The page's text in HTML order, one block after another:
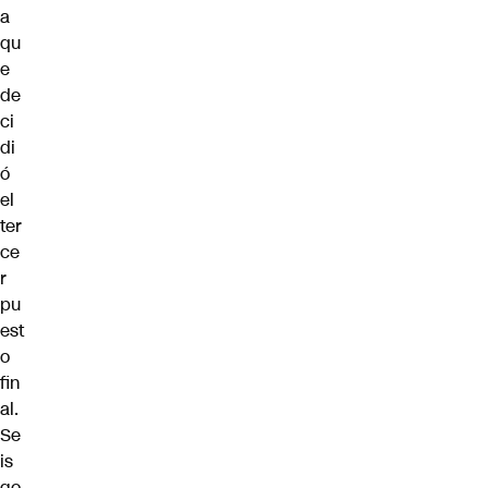
a
qu
e
de
ci
di
ó
el
ter
ce
r
pu
est
o
fin
al.
Se
is